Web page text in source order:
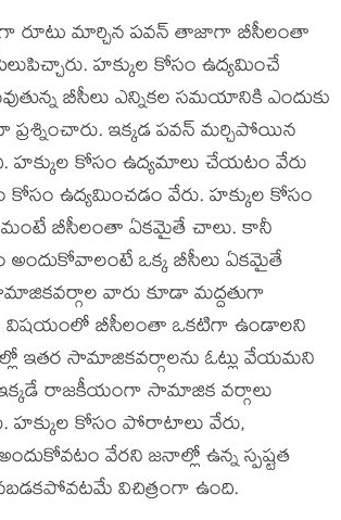
రూటు మార్చిన పవన్ తాజాగా బీసీలంతా
హక్కుల కోసం ఉద్యమించే
బీసీలు ఎన్నికల సమయానికి ఎందుకు
ఇక్కడ పవన్ మర్చిపోయిన
హక్కుల కోసం ఉద్యమాలు చేయటం వేరు
ఉద్యమించడం వేరు. హక్కుల కోసం
బీసీలంతా ఏకమైతే చాలు. కానీ
ఒక్క బీసీలు ఏకమైతే
వారు కూడా మద్దతుగా
విషయంలో బీసీలంతా ఒకటిగా ఉండాలని
ఇతర సామాజికవర్గాలను ఓట్లు వేయమని
ఇక్కడే రాజకీయంగా సామాజిక వర్గాలు
హక్కుల కోసం పోరాటాలు వేరు,
వేరని జనాల్లో ఉన్న స్పష్టత
విచిత్రంగా ఉంది.